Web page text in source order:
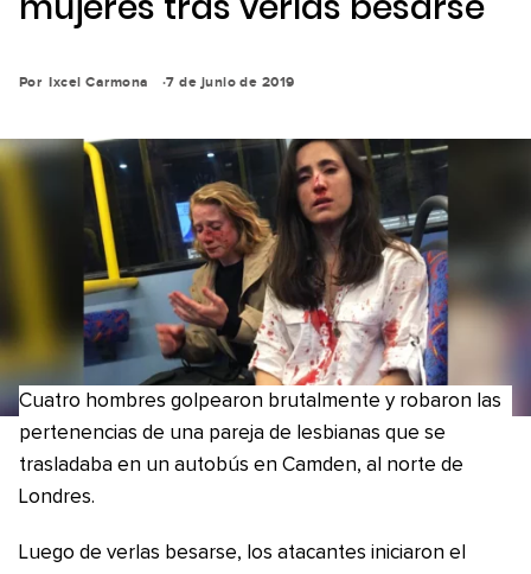
principal
Por Ixcel Carmona 7 de junio de 2019
Cuatro hombres golpearon brutalmente y robaron las
pertenencias de una pareja de lesbianas que se
trasladaba en un autobús en Camden, al norte de
Londres.
Luego de verlas besarse, los atacantes iniciaron el